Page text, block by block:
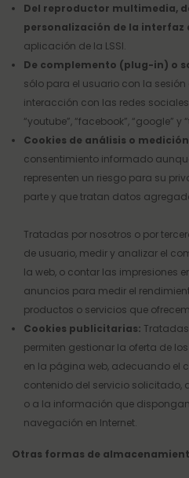
Del reproductor multimedia,
personalización de la interfaz
aplicación de la LSSI.
De complemento (plug-in) o
sólo para el usuario con la
interacción con las redes
“youtube”, “facebook”, “google” y
Cookies de análisis o
consentimiento informado
representen un riesgo para su
parte y que tratan datos
Tratadas por nosotros o por
de usuario, medir y analizar el
la web, o contar las impresiones
anuncios para medir el
productos o servicios que
Cookies publicitarias:
permiten gestionar la oferta de
en la página web, adecuando el
contenido del servicio solicitado,
o a la información que
navegación en Internet.
Otras formas de